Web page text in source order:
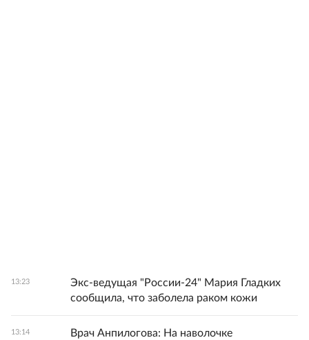
13:23
Экс-ведущая "России-24" Мария Гладких
сообщила, что заболела раком кожи
13:14
Врач Анпилогова: На наволочке